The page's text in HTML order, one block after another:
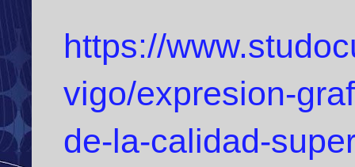
https://
vigo/expresion-
de-la-calidad-